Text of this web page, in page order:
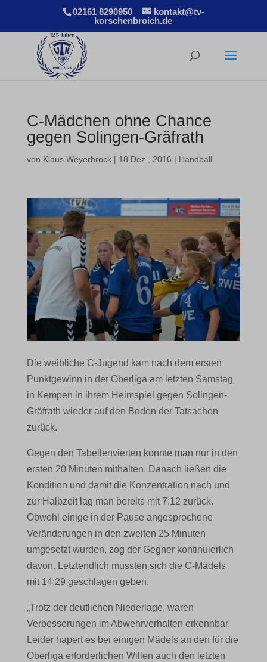
02161 8290950
kontakt@tv-
korschenbroich.de
C-Mädchen ohne Chance
gegen Solingen-Gräfrath
von Klaus Weyerbrock| 18.Dez., 2016 | Handball
Die weibliche C-Jugend kam nach dem ersten
Punktgewinn in der Oberliga am letzten Samstag
in Kempen in ihrem Heimspiel gegen Solingen-
Gräfrath wieder auf den Boden der Tatsachen
zurück.
Gegen den Tabellenvierten konnte man nur in den
ersten 20 Minuten mithalten. Danach ließen die
Kondition und damit die Konzentration nach und
zur Halbzeit lag man bereits mit 7:12 zurück.
Obwohl einige in der Pause angesprochene
Veränderungen in den zweiten 25 Minuten
umgesetzt wurden, zog der Gegner kontinuierlich
davon. Letztendlich mussten sich die C-Mädels
mit 14:29 geschlagen geben.
„Trotz der deutlichen Niederlage, waren
Verbesserungen im Abwehrverhalten erkennbar.
Leider hapert es bei einigen Mädels an den für die
Oberliga erforderlichen Willen auch den letzten